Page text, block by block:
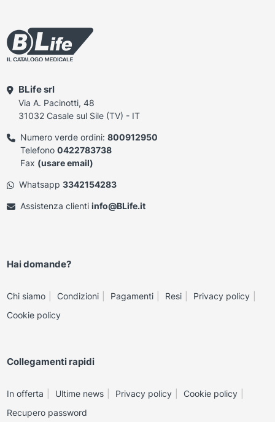
BLife srl
Via A. Pacinotti, 48
31032 Casale sul Sile (TV) - IT
Numero verde ordini: 800912950
Telefono 0422783738
Fax (usare email)
Whatsapp 3342154283
Assistenza clienti info@BLife.it
Hai domande?
Chi siamo Condizioni Pagamenti Resi
Privacy policy
Cookie policy
Collegamenti rapidi
In offerta Ultime news Privacy policy
Cookie policy
Recupero password